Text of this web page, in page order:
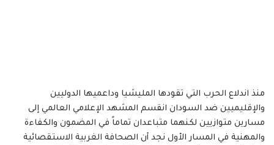
منذ اندلاع الحرب التي تقودها المليشيا وداعميها الدوليين
والإقليميين ضد السودان انقسم المشهد الإعلامي العالمي إلى
مسارين متوازيين لكنهما متباعدان تماماً في المضمون والكفاءة
والمهنية في المسار الأول نجد أن الصحافة الغربية الاستقصائية